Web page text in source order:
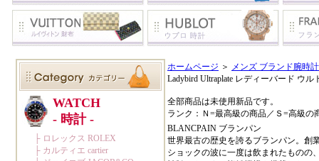
ホームページ ＞ メンズ ブランド腕時
Ladybird Ultraplate レディーバード ウル
全部商品は未使用新品です。
ランク：Ｎ=最高級の商品／Ｓ=高級の
BLANCPAIN ブランパン
世界最古の歴史を誇るブランパン。創
ショックの波に一度は飲まれたものの